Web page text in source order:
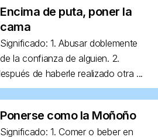
Encima de puta, poner la
cama
Significado: 1. Abusar doblemente
de la confianza de alguien. 2.
de haberle realizado otra ...
Ponerse como la Moñoño
Significado: 1. Comer o beber en